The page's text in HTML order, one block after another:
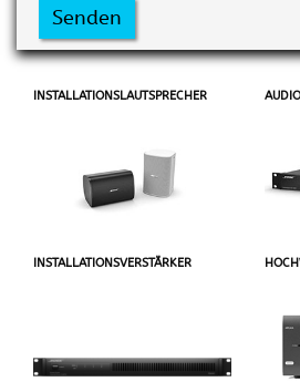
Senden
INSTALLATIONSLAUTSPRECHER
INSTALLATIONSVERSTÄRKER